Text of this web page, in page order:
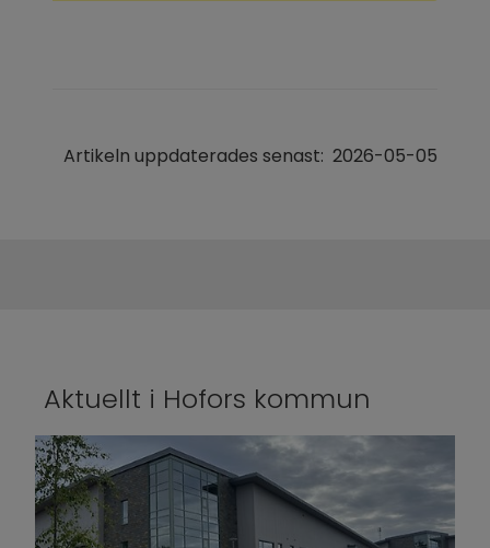
Artikeln uppdaterades senast: 2026-05-05
Aktuellt i Hofors kommun